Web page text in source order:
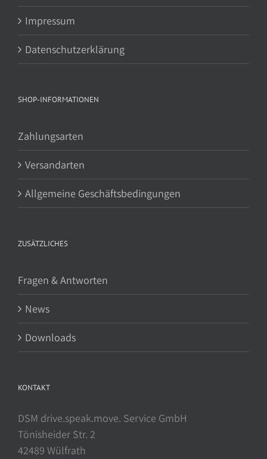
Impressum
Datenschutzerklärung
SHOP-INFORMATIONEN
Zahlungsarten
Versandarten
Allgemeine Geschäftsbedingungen
ZUSÄTZLICHES
Fragen & Antworten
News
Downloads
KONTAKT
DSM drive.speak.move. Service GmbH
Tönisheider Str. 2
42489 Wülfrath